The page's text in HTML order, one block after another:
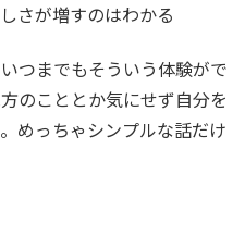
さが増すのはわかる
つまでもそういう体験がで
のこととか気にせず自分を
めっちゃシンプルな話だけ